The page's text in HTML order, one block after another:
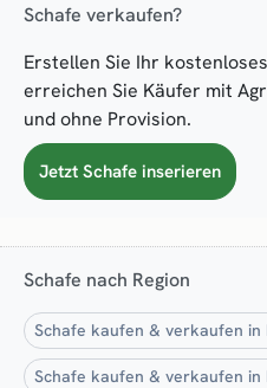
Schafe verkaufen?
Erstellen Sie Ihr
erreichen Sie Käufer mit
und ohne Provision.
Jetzt Schafe inserieren
Schafe nach Region
Schafe kaufen & verkaufen in
Schafe kaufen & verkaufen in